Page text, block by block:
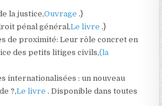
la justice,Ouvrage.}
pénal général,Le livre.}
de proximité: Leur rôle concret en
des petits litiges civils,(la
internationalisées : un nouveau
?,Le livre. Disponible dans toutes